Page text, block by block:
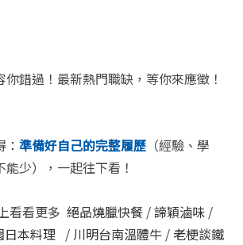
錯過！最新熱門職缺，等你來應徵！
：準備好自己的完整履歷 （經驗、學
少），一起往下看！
上看看更多絕品燒臘快餐 /諦穎滷味 /
日本料理 / 川明台南溫體牛 / 老梗談鐵